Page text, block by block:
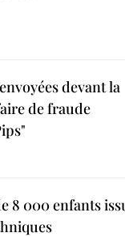
devant la
de fraude
8 000 enfants